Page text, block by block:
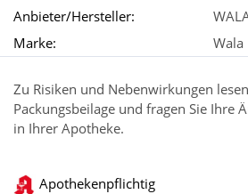
Anbieter/Hersteller:
Marke:
Wala
Zu Risiken und Nebenwirkungen
Packungsbeilage und fragen Sie Ihre
in Ihrer Apotheke.
Apothekenpflichtig